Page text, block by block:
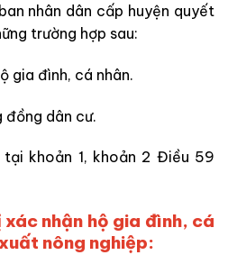
nhân dân cấp huyện quyết
trường hợp sau:
gia đình, cá nhân.
dân cư.
khoản 1, khoản 2 Điều 59
nhận hộ gia đình, cá
nông nghiệp: